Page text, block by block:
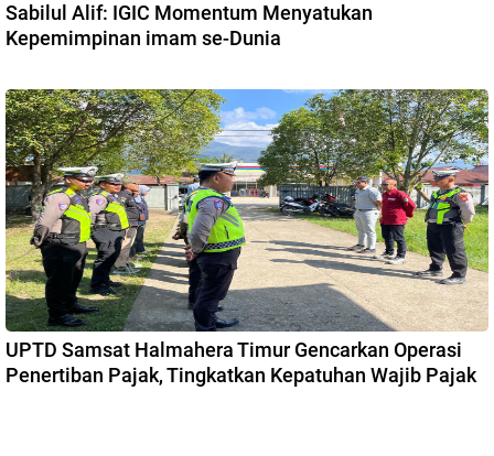
Sabilul Alif: IGIC Momentum Menyatukan
Kepemimpinan imam se-Dunia
UPTD Samsat Halmahera Timur Gencarkan Operasi
Penertiban Pajak, Tingkatkan Kepatuhan Wajib Pajak